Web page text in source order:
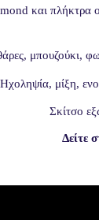
και πλήκτρα
μπουζούκι,
Ηχοληψία, μίξη,
Σκίτσο
Δείτε